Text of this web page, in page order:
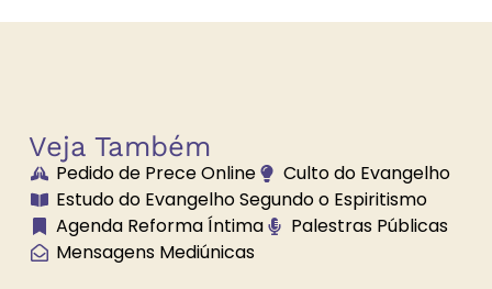
Brilhe a Vossa
Luz
Bússola
Espiritual
Veja Também
Pedido de Prece Online
Culto do Evangelho
Estudo do Evangelho Segundo o Espiritismo
Agenda Reforma Íntima
Palestras Públicas
Mensagens Mediúnicas